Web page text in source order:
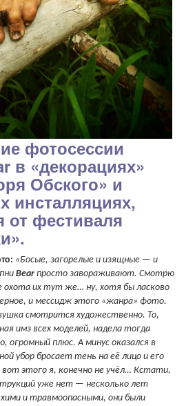
фотосессии
в «декорациях»
Обского» и
инсталляциях,
от фестиваля
«Босые, загорелые и изящные — и
Bear просто завораживают. Смотрю
охота их тут же… ну, хотя бы ласково
и мессидж этого «жанра» фото.
смотрится художественно. То,
имз всех моделей, надела тогда
огромный плюс. А минус оказался в
убор бросает тень на её лицо и его
вот этого я, конечно не учёл… Кстати,
уже нет — несколько лет
и травмоопасными, они были